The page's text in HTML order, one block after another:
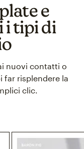
e
i tipi di
nuovi contatti o
far risplendere la
clic.